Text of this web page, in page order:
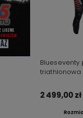
Blueseventy
triathlonowa
2 499,00 zł